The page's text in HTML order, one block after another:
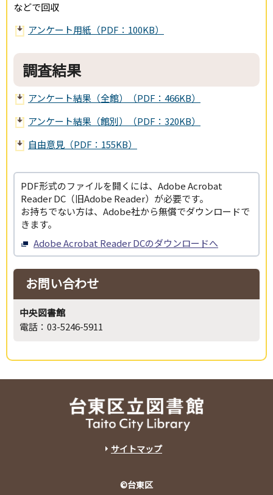
などで回収
アンケート用紙（PDF：100KB）
調査結果
アンケート結果（全館）（PDF：466KB）
アンケート結果（館別）（PDF：320KB）
自由意見（PDF：155KB）
PDF形式のファイルを開くには、Adobe Acrobat
Reader DC（旧Adobe Reader）が必要です。
お持ちでない方は、Adobe社から無償でダウンロードで
きます。
Adobe Acrobat Reader DCのダウンロードへ
お問い合わせ
中央図書館
電話：03-5246-5911
サイトマップ
©台東区